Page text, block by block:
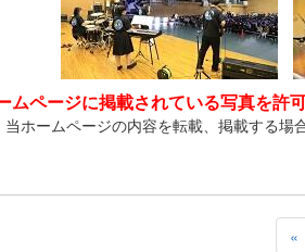
ムページに掲載されている写真を許
当ホームページの内容を転載、掲載する場
«